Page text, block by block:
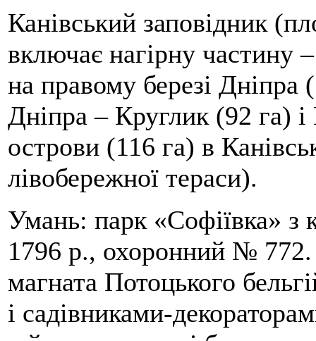
Канівський заповідник
включає нагірну частину
на правому березі Дніпра
Дніпра – Круглик (92 га) і
острови (116 га) в
лівобережної тераси).
Умань: парк «Софіївка» з
1796 р., охоронний №
магната Потоцького
і садівниками-